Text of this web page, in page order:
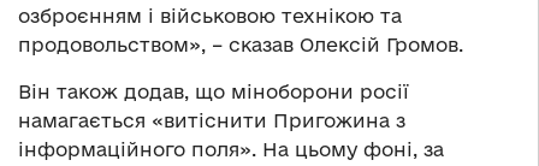
озброєнням і військовою технікою та
продовольством», – сказав Олексій Громов.
Він також додав, що міноборони росії
намагається «витіснити Пригожина з
інформаційного поля». На цьому фоні, за